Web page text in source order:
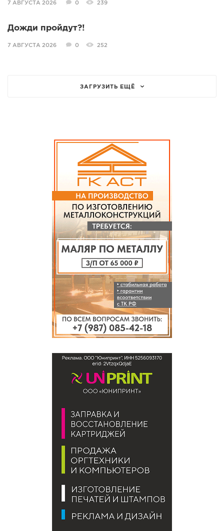
7 АВГУСТА 2026 0 239
Дожди пройдут?!
7 АВГУСТА 2026 0 252
ЗАГРУЗИТЬ ЕЩЁ